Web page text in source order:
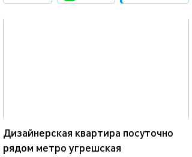
Дизайнерская квартира посуточно
рядом метро угрешская